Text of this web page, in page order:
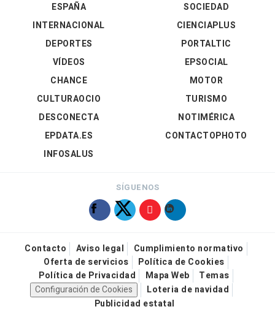
ESPAÑA
INTERNACIONAL
DEPORTES
VÍDEOS
SOCIEDAD
CIENCIAPLUS
PORTALTIC
EPSOCIAL
CHANCE
CULTURAOCIO
DESCONECTA
EPDATA.ES
INFOSALUS
MOTOR
TURISMO
NOTIMÉRICA
CONTACTOPHOTO
SÍGUENOS
Contacto Aviso legal
Cumplimiento normativo
Oferta de servicios
Política de Cookies
Política de Privacidad
Mapa Web
Temas
Configuración de Cookies
Loteria de navidad
Publicidad estatal